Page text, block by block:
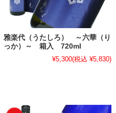
雅楽代（うたしろ） ～六華（り
っか）～ 箱入 720ml
¥5,300(税込 ¥5,830)